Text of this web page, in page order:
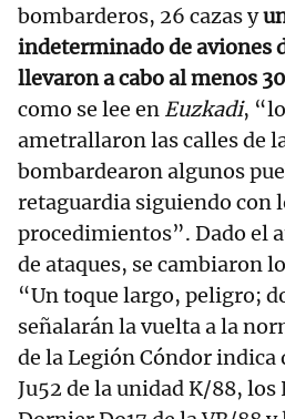
bombarderos, 26 cazas y
indeterminado de aviones
llevaron a cabo al menos
como se lee en Euzkadi,
ametrallaron las calles de
bombardearon algunos
retaguardia siguiendo con
procedimientos”. Dado el
de ataques, se cambiaron
“Un toque largo, peligro;
señalarán la vuelta a la
de la Legión Cóndor indica
Ju52 de la unidad K/88, los